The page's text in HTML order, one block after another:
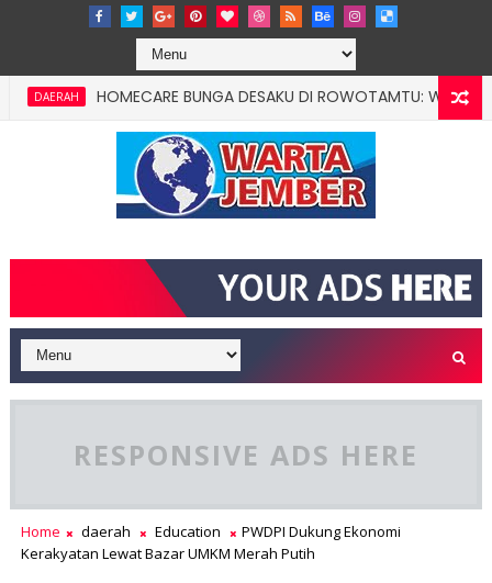
HOMECARE BUNGA DESAKU DI ROWOTAMTU: WARGAMISKIN
RESPONSIVE ADS HERE
Home daerah Education
PWDPI Dukung Ekonomi
Kerakyatan Lewat Bazar UMKM Merah Putih